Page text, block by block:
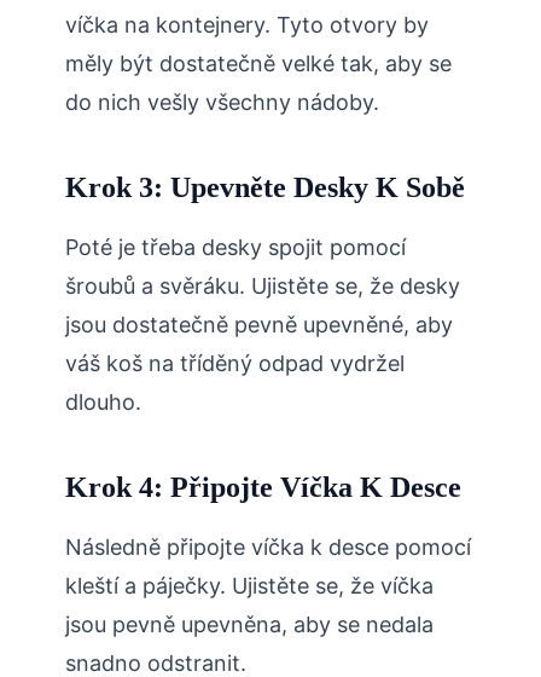
víčka na kontejnery. Tyto otvory by
měly být dostatečně velké tak, aby se
do nich vešly všechny nádoby.
Krok 3: Upevněte Desky K Sobě
Poté je třeba desky spojit pomocí
šroubů a svěráku. Ujistěte se, že desky
jsou dostatečně pevně upevněné, aby
váš koš na tříděný odpad vydržel
dlouho.
Krok 4: Připojte Víčka K Desce
Následně připojte víčka k desce pomocí
kleští a páječky. Ujistěte se, že víčka
jsou pevně upevněna, aby se nedala
snadno odstranit.